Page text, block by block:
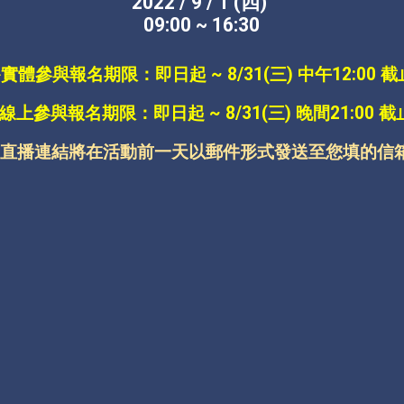
09:00 ~ 16:30
體參與報名期限：即日起 ~ 8/31(三) 中午12:00 截
上參與報名期限：即日起 ~ 8/31(三) 晚間21:00 截
播連結將在活動前一天以郵件形式發送至您填的信